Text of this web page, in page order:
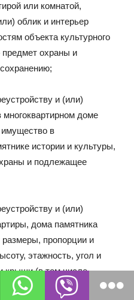
или комнатой,
облик и интерьер
объекта культурного
охраны и
и (или)
доме
в
истории и культуры,
и подлежащее
и (или)
дома памятника
размеры, пропорции и
этажность, угол и
крыши (в том числе
окон, веранд, террас,